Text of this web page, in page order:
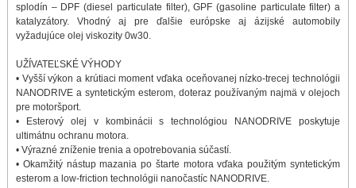
splodín – DPF (diesel particulate filter), GPF (gasoline particulate filter) a
katalyzátory. Vhodný aj pre ďalšie európske aj ázijské automobily
vyžadujúce olej viskozity 0w30.
UŽÍVATEĽSKÉ VÝHODY
• Vyšší výkon a krútiaci moment vďaka oceňovanej nízko-trecej technológii
NANODRIVE a syntetickým esterom, doteraz používaným najmä v olejoch
pre motoršport.
• Esterový olej v kombinácii s technológiou NANODRIVE poskytuje
ultimátnu ochranu motora.
• Výrazné zníženie trenia a opotrebovania súčastí.
• Okamžitý nástup mazania po štarte motora vďaka použitým syntetickým
esterom a low-friction technológii nanočastíc NANODRIVE.